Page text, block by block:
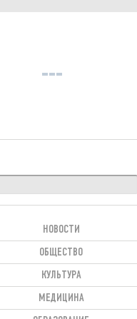
НОВОСТИ
ОБЩЕСТВО
КУЛЬТУРА
МЕДИЦИНА